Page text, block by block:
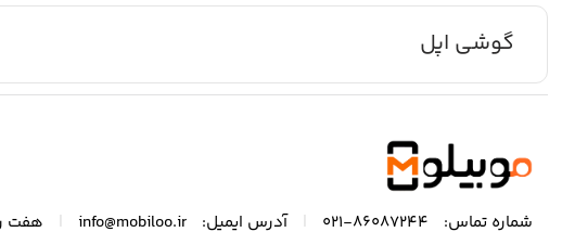
گوشی اپل
شماره تماس: 86087244-021 آدرس ایمیل: info@mobiloo.ir هفت